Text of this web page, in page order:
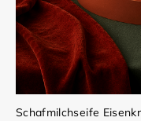
Schafmilchseife